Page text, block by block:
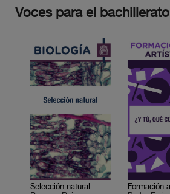
Voces para el bachillerato
Selección natural